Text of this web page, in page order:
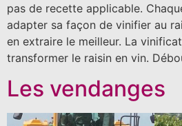
pas de recette applicable.
adapter sa façon de vinifier au
en extraire le meilleur. La
transformer le raisin en vin.
Les vendanges